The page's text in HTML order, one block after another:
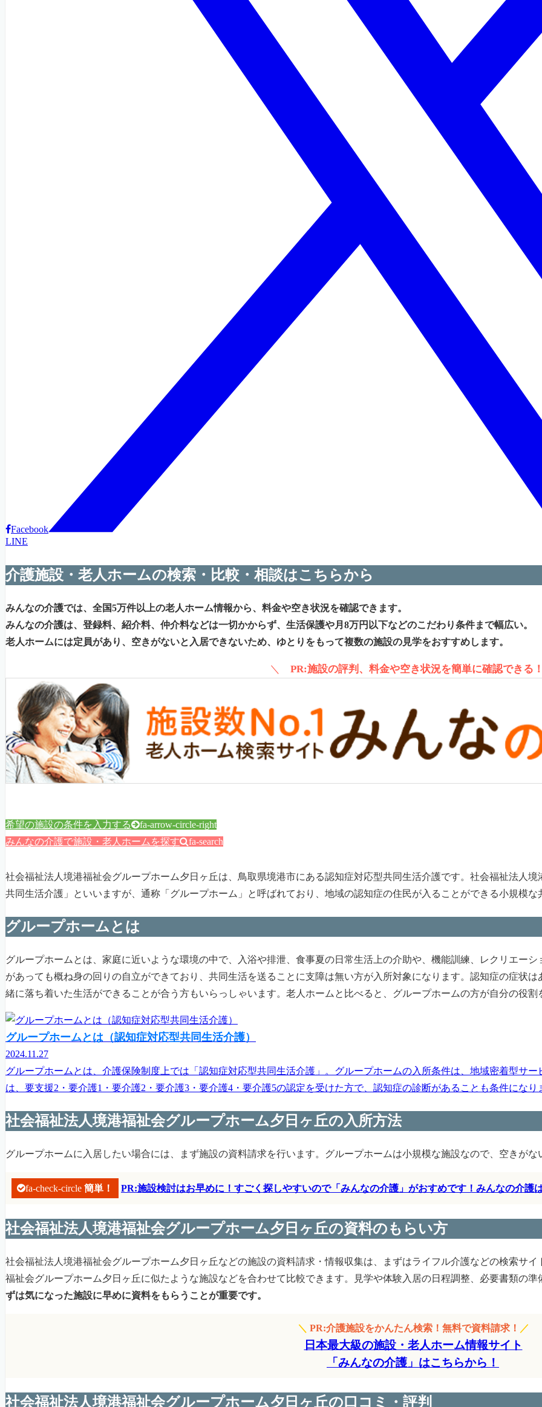
Facebook
LINE
介護施設・老人ホームの検索・比較・相談はこちらから
みんなの介護では、全国5万件以上の老人ホーム情報から、料金や空き状況を確認できます。
みんなの介護は、登録料、紹介料、仲介料などは一切かからず、生活保護や月8万円以下などのこだわり条件まで幅広い。
老人ホームには定員があり、空きがないと入居できないため、ゆとりをもって複数の施設の見学をおすすめします。
＼ PR:施設の評判、料金や空き状況を簡単に確認できる
希望の施設の条件を入力する fa-arrow-circle-right
みんなの介護で施設・老人ホームを探す fa-search
社会福祉法人境港福祉会グループホーム夕日ヶ丘は、鳥取県境港市にある認知症対応型共同生活介護です。社会福祉法人
共同生活介護」といいますが、通称「グループホーム」と呼ばれており、地域の認知症の住民が入ることができる小規模な
グループホームとは
グループホームとは、家庭に近いような環境の中で、入浴や排泄、食事夏の日常生活上の介助や、機能訓練、レクリエー
があっても概ね身の回りの自立ができており、共同生活を送ることに支障は無い方が入所対象になります。認知症の症状
緒に落ち着いた生活ができることが合う方もいらっしゃいます。老人ホームと比べると、グループホームの方が自分の役
グループホームとは（認知症対応型共同生活介護）
2024.11.27
グループホームとは、介護保険制度上では「認知症対応型共同生活介護」。グループホームの入所条件は、地域密着型サ
は、要支援2・要介護1・要介護2・要介護3・要介護4・要介護5の認定を受けた方で、認知症の診断があることも条件になり
社会福祉法人境港福祉会グループホーム夕日ヶ丘の入所方法
グループホームに入居したい場合には、まず施設の資料請求を行います。グループホームは小規模な施設なので、空きがな
fa-check-circle 簡単！ PR:施設検討はお早めに！すごく探しやすいので「みんなの介護」がおすめです！みんなの介護
社会福祉法人境港福祉会グループホーム夕日ヶ丘の資料のもらい方
社会福祉法人境港福祉会グループホーム夕日ヶ丘などの施設の資料請求・情報収集は、まずはライフル介護などの検索サ
福祉会グループホーム夕日ヶ丘に似たような施設などを合わせて比較できます。見学や体験入居の日程調整、必要書類の
ずは気になった施設に早めに資料をもらうことが重要です。
＼ PR:介護施設をかんたん検索！無料で資料請求！ ／
日本最大級の施設・老人ホーム情報サイト
「みんなの介護」はこちらから！
社会福祉法人境港福祉会グループホーム夕日ヶ丘の口コミ・評判